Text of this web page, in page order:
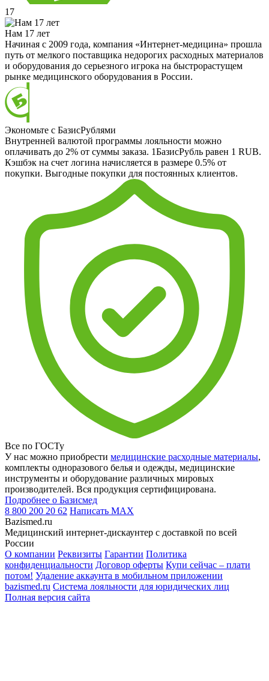
17
Нам 17 лет
Начиная с 2009 года, компания «Интернет-медицина» прошла
путь от мелкого поставщика недорогих расходных материалов
и оборудования до серьезного игрока на быстрорастущем
рынке медицинского оборудования в России.
Экономьте с БазисРублями
Внутренней валютой программы лояльности можно
оплачивать до 2% от суммы заказа. 1БазисРубль равен 1 RUB.
Кэшбэк на счет логина начисляется в размере 0.5% от
покупки. Выгодные покупки для постоянных клиентов.
Все по ГОСТу
У нас можно приобрести медицинские расходные материалы,
комплекты одноразового белья и одежды, медицинские
инструменты и оборудование различных мировых
производителей. Вся продукция сертифицирована.
Подробнее о Базисмед
8 800 200 20 62 Написать MAX
Bazismed.ru
Медицинский интернет-дискаунтер с доставкой по всей
России
О компании Реквизиты Гарантии Политика
конфиденциальности Договор оферты Купи сейчас – плати
потом! Удаление аккаунта в мобильном приложении
bazismed.ru Система лояльности для юридических лиц
Полная версия сайта